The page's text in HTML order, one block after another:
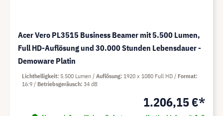
Acer Vero PL3515 Business Beamer mit 5.500 Lumen,
Full HD-Auflösung und 30.000 Stunden Lebensdauer -
Demoware Platin
1.206,15 €*
Lichthelligkeit 5.500 Lumen Auflösung 1920 x 1080 Full HD
Format
16:9
Betriebsgeräusch 34 dB